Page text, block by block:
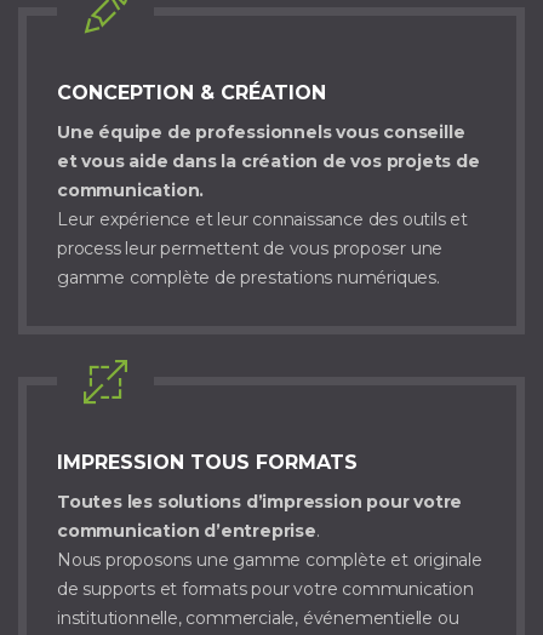
CONCEPTION & CRÉATION
Une équipe de professionnels vous conseille
et vous aide dans la création de vos projets de
communication.
Leur expérience et leur connaissance des outils et
process leur permettent de vous proposer une
gamme complète de prestations numériques.
IMPRESSION TOUS FORMATS
Toutes les solutions d’impression pour votre
communication d’entreprise.
Nous proposons une gamme complète et originale
de supports et formats pour votre communication
institutionnelle, commerciale, événementielle ou